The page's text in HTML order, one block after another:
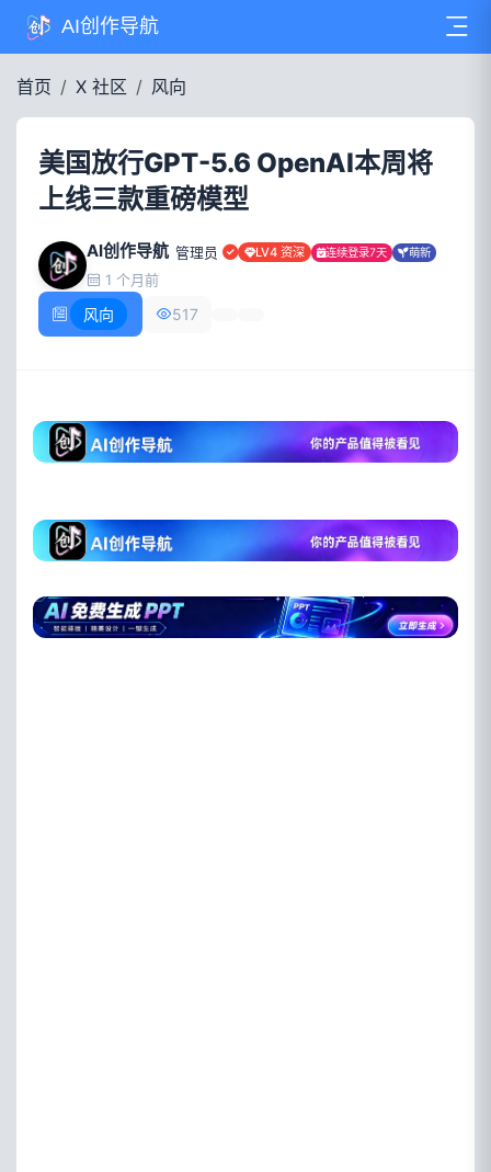
AI创作导航
首页 X 社区 风向
美国放行GPT-5.6 OpenAI本周将
上线三款重磅模型
AI创作导航 管理员 LV4 资深 连续登录7天 萌新
1 个月前
风向 517